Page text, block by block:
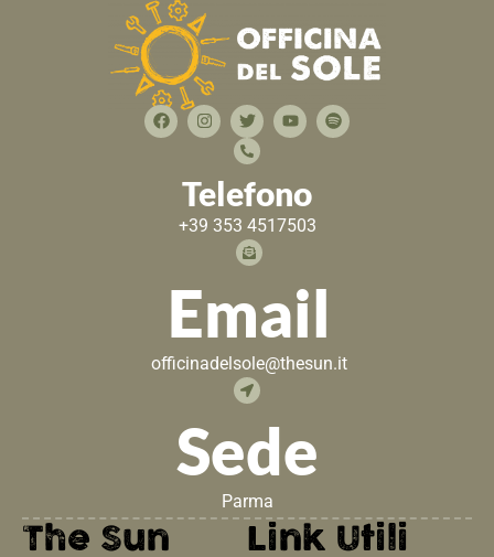
Telefono
+39 353 4517503
Email
officinadelsole@thesun.it
Sede
Parma
The Sun Link Utili